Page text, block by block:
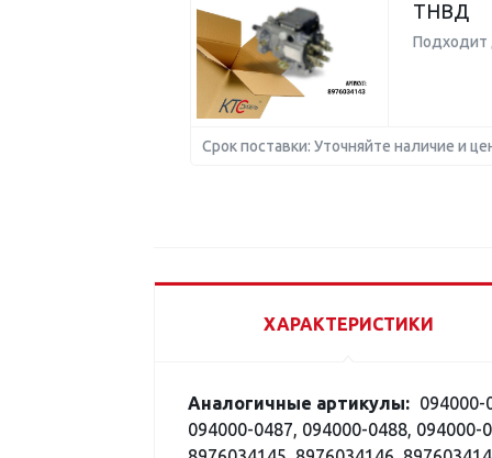
ТНВД
Подходит
Срок поставки: Уточняйте наличие и
ХАРАКТЕРИСТИКИ
Аналогичные артикулы: 094000-
094000-0487, 094000-0488, 094000-